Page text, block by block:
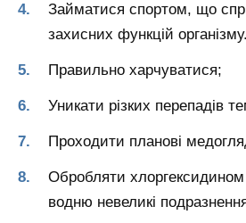
Займатися спортом, що
захисних функцій організму.
Правильно харчуватися;
Уникати різких перепадів
Проходити планові
Обробляти
водню невеликі